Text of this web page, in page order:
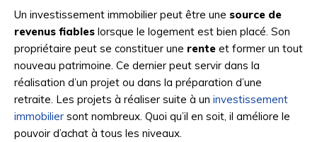
Un investissement immobilier peut être une source de
revenus fiables lorsque le logement est bien placé. Son
propriétaire peut se constituer une rente et former un tout
nouveau patrimoine. Ce dernier peut servir dans la
réalisation d’un projet ou dans la préparation d’une
retraite. Les projets à réaliser suite à un investissement
immobilier sont nombreux. Quoi qu’il en soit, il améliore le
pouvoir d’achat à tous les niveaux.